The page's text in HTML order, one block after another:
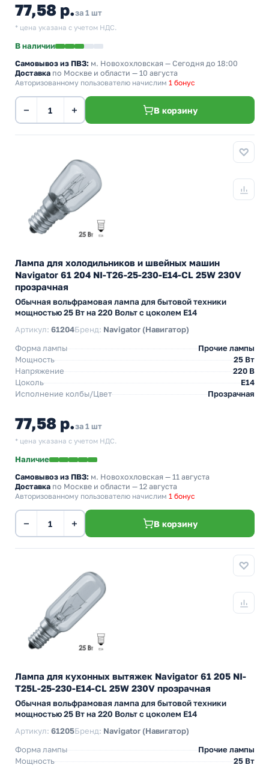
77,58 р.за 1 шт
* цена указана с учетом НДС.
В наличии
Самовывоз из ПВЗ: м. Новохохловская — Сегодня до 18:00
Доставка по Москве и области — 10 августа
Авторизованному пользователю начислим 1 бонус
− + В корзину
Лампа для холодильников и швейных машин
Navigator 61 204 NI-T26-25-230-E14-CL 25W 230V
прозрачная
Обычная вольфрамовая лампа для бытовой техники
мощностью 25 Вт на 220 Вольт с цоколем E14
Артикул: 61204Бренд: Navigator (Навигатор)
Форма лампы
Прочие лампы
Мощность
25 Вт
Напряжение
220 В
Цоколь
E14
Исполнение колбы/Цвет
Прозрачная
77,58 р.за 1 шт
* цена указана с учетом НДС.
Наличие
Самовывоз из ПВЗ: м. Новохохловская — 11 августа
Доставка по Москве и области — 12 августа
Авторизованному пользователю начислим 1 бонус
− + В корзину
Лампа для кухонных вытяжек Navigator 61 205 NI-
T25L-25-230-E14-CL 25W 230V прозрачная
Обычная вольфрамовая лампа для бытовой техники
мощностью 25 Вт на 220 Вольт с цоколем E14
Артикул: 61205Бренд: Navigator (Навигатор)
Форма лампы
Прочие лампы
Мощность
25 Вт